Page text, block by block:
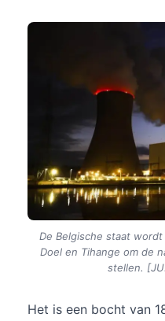
De Belgische staat
Doel en Tihange om de
stellen.
Het is een bocht van